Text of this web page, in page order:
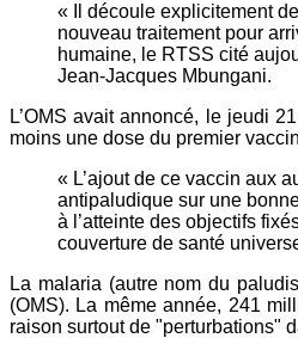
« Il découle explicitement
nouveau traitement pour
humaine, le RTSS cité
Jean-Jacques Mbungani.
L’OMS avait annoncé, le jeudi
moins une dose du premier
« L’ajout de ce vaccin aux
antipaludique sur une
à l’atteinte des objectifs
couverture de santé
La malaria (autre nom du
(OMS). La même année, 241
raison surtout de "perturbations"